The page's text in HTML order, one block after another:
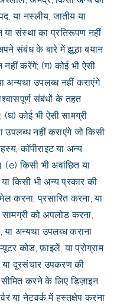
या नस्लीय, जातीय या
या संस्था का प्रतिरूपण नहीं
संबंध के बारे में झूठा बयान
करेंगे; (ग) कोई भी ऐसी
अन्यथा उपलब्ध नहीं कराएंगे
संबंधों के तहत
कोई भी ऐसी सामग्री
उपलब्ध नहीं कराएंगे जो किसी
कॉपीराइट या अन्य
(e) किसी भी अवांछित या
किसी भी अन्य प्रकार की
करना, प्रसारित करना, या
को अपलोड करना,
या अन्यथा उपलब्ध कराना
कोड, फ़ाइलें, या प्रोग्राम
या दूरसंचार उपकरण की
सीमित करने के लिए डिज़ाइन
या नेटवर्क में हस्तक्षेप करना